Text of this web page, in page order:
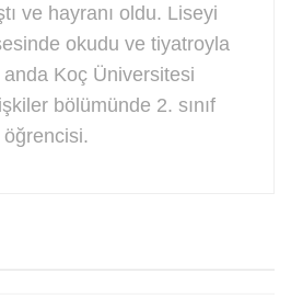
ve hayranı oldu. Liseyi
okudu ve tiyatroyla
Koç Üniversitesi
bölümünde 2. sınıf
öğrencisi.